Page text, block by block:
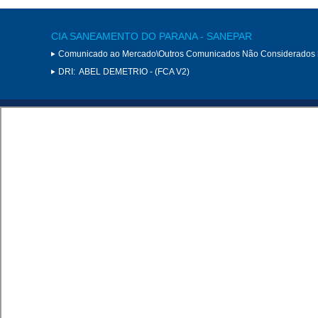
CIA SANEAMENTO DO PARANA - SANEPAR
Comunicado ao Mercado\Outros Comunicados Não Considerados
DRI: ABEL DEMETRIO - (FCA V2)